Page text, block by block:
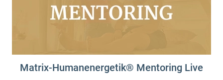
Matrix-Humanenergetik® Mentoring Live